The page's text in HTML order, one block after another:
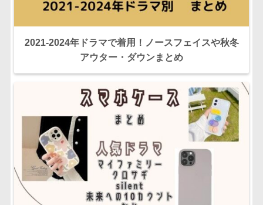
2021-2024年ドラマで着用！ノースフェイスや秋冬
アウター・ダウンまとめ